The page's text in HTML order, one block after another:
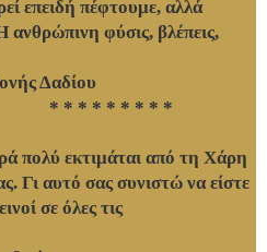
επειδή πέφτουμε, αλλά
φύσις, βλέπεις,
Δαδίου
* * * *
εκτιμάται από τη Χάρη
Γι αυτό σας συνιστώ να είστε
σε όλες τις